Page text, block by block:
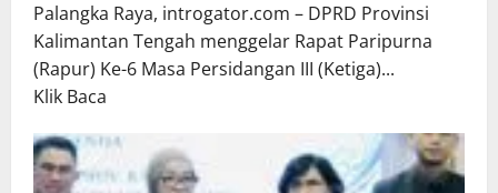
Palangka Raya, introgator.com – DPRD Provinsi
Kalimantan Tengah menggelar Rapat Paripurna
(Rapur) Ke-6 Masa Persidangan III (Ketiga)...
Klik Baca
about
Rapur